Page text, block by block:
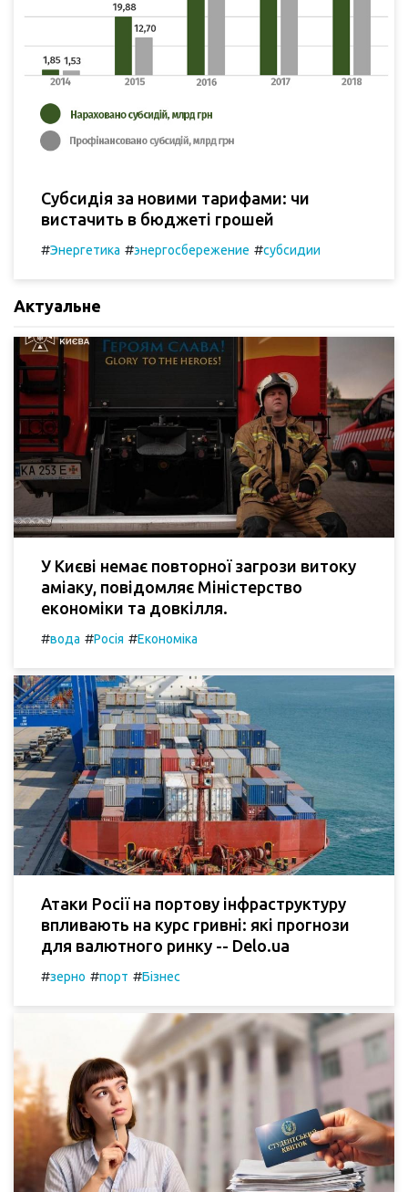
Субсидія за новими тарифами: чи
вистачить в бюджеті грошей
#Энергетика #энергосбережение #субсидии
Актуальне
У Києві немає повторної загрози витоку
аміаку, повідомляє Міністерство
економіки та довкілля.
#вода #Росія #Економіка
Атаки Росії на портову інфраструктуру
впливають на курс гривні: які прогнози
для валютного ринку -- Delo.ua
#зерно #порт #Бізнес